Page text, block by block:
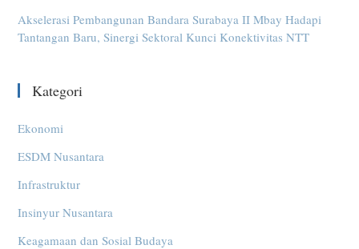
Akselerasi Pembangunan Bandara Surabaya II Mbay Hadapi
Tantangan Baru, Sinergi Sektoral Kunci Konektivitas NTT
Kategori
Ekonomi
ESDM Nusantara
Infrastruktur
Insinyur Nusantara
Keagamaan dan Sosial Budaya